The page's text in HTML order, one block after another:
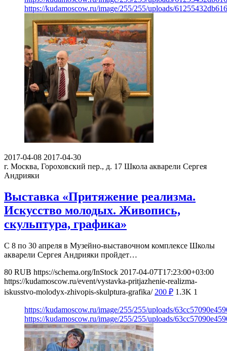
https://kudamoscow.ru/image/255/255/uploads/
2017-04-08 2017-04-30
г. Москва, Гороховский пер., д. 17 Школа акварели Сергея
Андрияки
Выставка «Притяжение реализма.
Искусство молодых. Живопись,
скульптура, графика»
C 8 по 30 апреля в Музейно-выставочном комплексе Школы
акварели Сергея Андрияки пройдет…
80 RUB https://schema.org/InStock 2017-04-07T17:23:00+03:00
https://kudamoscow.ru/event/vystavka-pritjazhenie-realizma-
iskusstvo-molodyx-zhivopis-skulptura-grafika/ 200 ₽ 1.3K 1
https://kudamoscow.ru/image/255/255/uploads/
https://kudamoscow.ru/image/255/255/uploads/